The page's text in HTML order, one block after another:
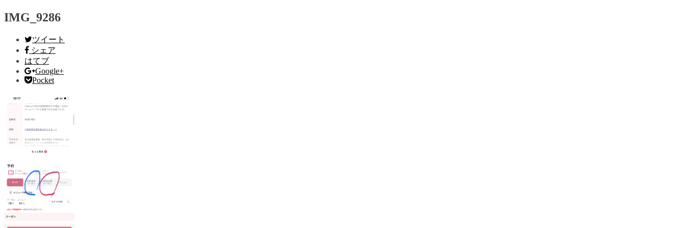
IMG_9286
ツイート
シェア
はてブ
Google+
Pocket